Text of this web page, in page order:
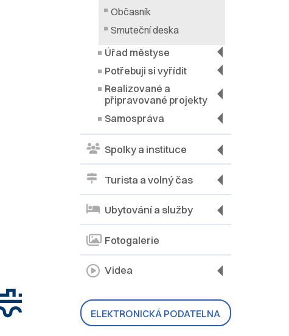
Občasník
Smuteční deska
Úřad městyse
Potřebuji si vyřídit
Realizované a
připravované projekty
Samospráva
Spolky a instituce
Turista a volný čas
Ubytování a služby
Fotogalerie
Videa
ELEKTRONICKÁ PODATELNA